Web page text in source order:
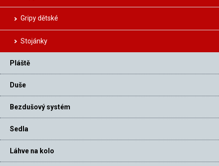
Gripy dětské
Stojánky
Pláště
Duše
Bezdušový systém
Sedla
Láhve na kolo